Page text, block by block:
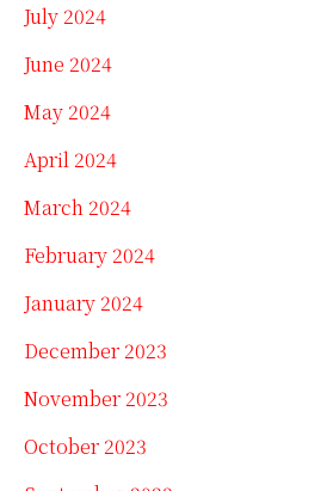
July 2024
June 2024
May 2024
April 2024
March 2024
February 2024
January 2024
December 2023
November 2023
October 2023